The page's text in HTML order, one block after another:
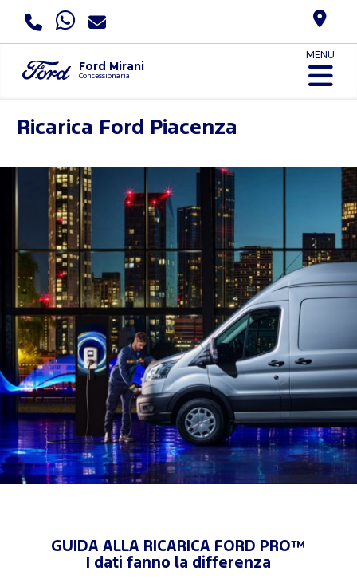
Ford Mirani
Concessionaria
MENU
Ricarica Ford Piacenza
GUIDA ALLA RICARICA FORD PRO™
I dati fanno la differenza